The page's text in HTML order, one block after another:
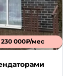
230 000₽/мес